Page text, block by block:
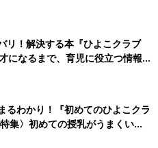
シェバッグ」を
クしていたそうで、やっと買え
なったら色違いも狙っていると
てダントツで好きなんだとか。
リ！解決する本『ひよこクラブ
なるまで、育児に役立つ情報が
るわかり！『初めてのひよこクラ
集〉初めての授乳がうまくい
クの基本と夏のトラブル 解決テ